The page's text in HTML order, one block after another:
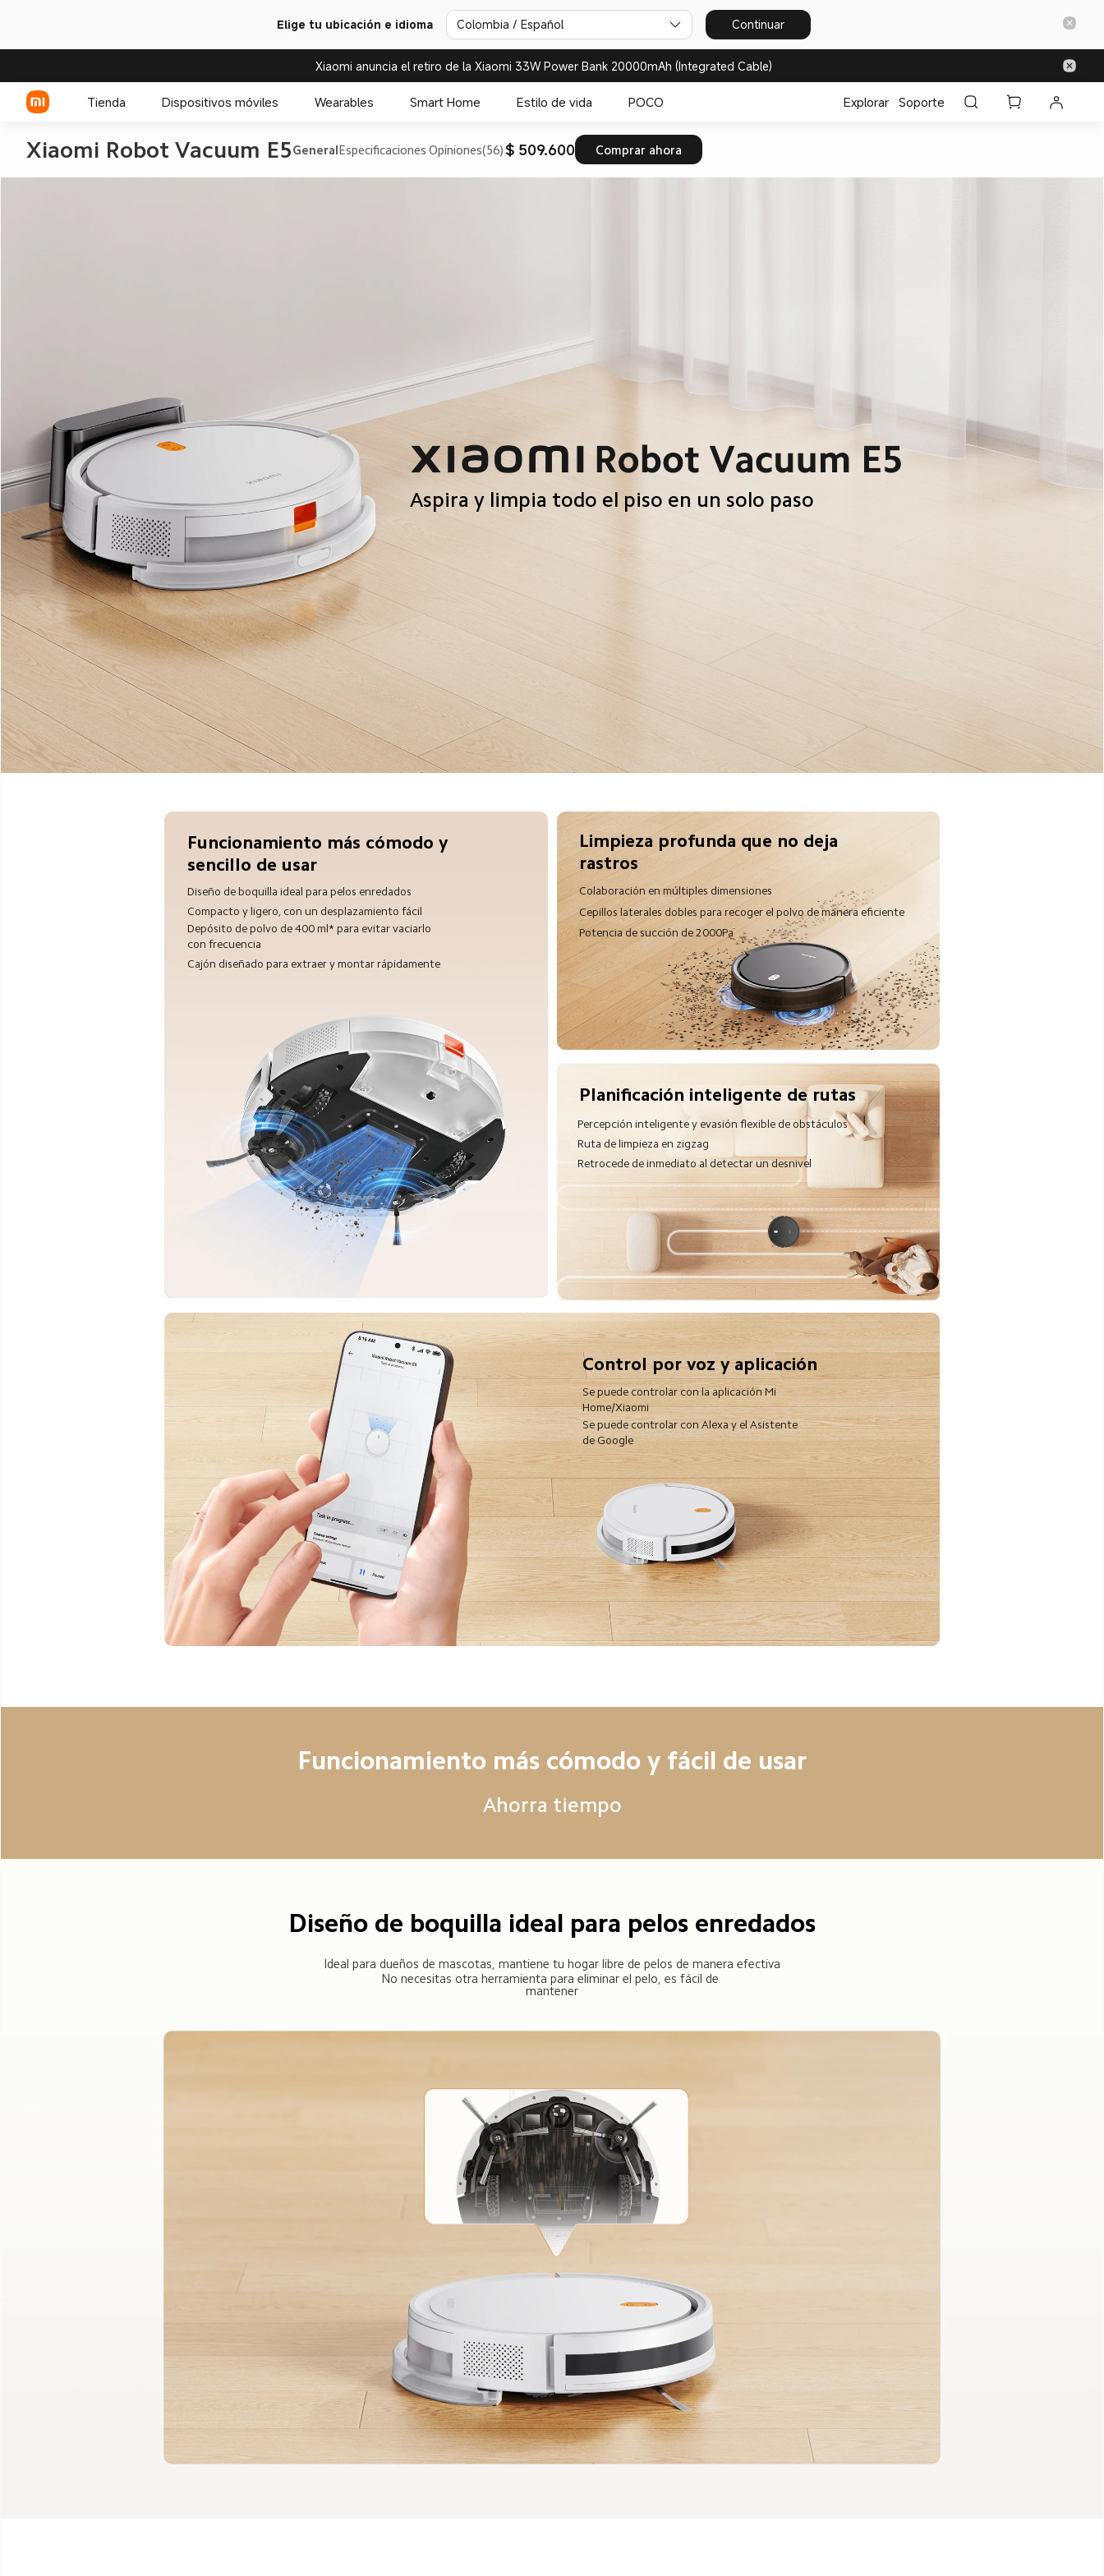
Elige tu ubicación e idioma Colombia / Español Continuar
Xiaomi anuncia el retiro de la Xiaomi 33W Power Bank 20000mAh (Integrated Cable)
Tienda Dispositivos móviles Wearables Smart Home Estilo de vida POCO Explorar Soporte
Xiaomi Robot Vacuum E5 GeneralEspecificaciones Opiniones(56) $ 509.600 Comprar ahora
Aspira y limpia todo el piso en un solo paso
Funcionamiento más cómodo y
sencillo de usar
Diseño de boquilla ideal para pelos enredados
Compacto y ligero, con un desplazamiento fácil
Depósito de polvo de 400 ml* para evitar vaciarlo
con frecuencia
Cajón diseñado para extraer y montar rápidamente
Limpieza profunda que no deja
rastros
Colaboración en múltiples dimensiones
Cepillos laterales dobles para recoger el polvo de manera eficiente
Potencia de succión de 2000Pa
Planificación inteligente de rutas
Percepción inteligente y evasión flexible de obstáculos
Ruta de limpieza en zigzag
Retrocede de inmediato al detectar un desnivel
Control por voz y aplicación
Se puede controlar con la aplicación Mi
Home/Xiaomi
Se puede controlar con Alexa y el Asistente
de Google
Funcionamiento más cómodo y fácil de usar
Ahorra tiempo
Diseño de boquilla ideal para pelos enredados
Ideal para dueños de mascotas, mantiene tu hogar libre de pelos de manera efectiva
No necesitas otra herramienta para eliminar el pelo, es fácil de
mantener